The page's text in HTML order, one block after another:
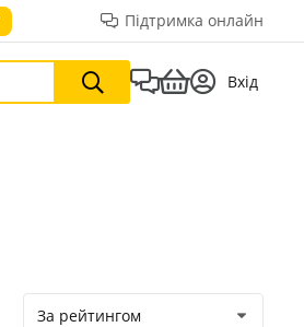
Підтримка онлайн
Вхід
За рейтингом